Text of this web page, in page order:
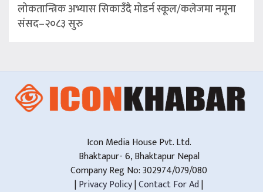
लोकतान्त्रिक अभ्यास सिकाउँदै मोडर्न स्कूल/कलेजमा नमूना
संसद–२०८३ सुरु
Icon Media House Pvt. Ltd.
Bhaktapur- 6, Bhaktapur Nepal
Company Reg No: 302974/079/080
|Privacy Policy|Contact For Ad|